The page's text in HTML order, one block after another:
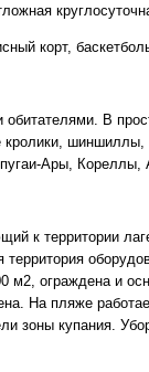
корт,
В
Ары,
к территории
м2, ограждена и
На пляже
зоны купания.